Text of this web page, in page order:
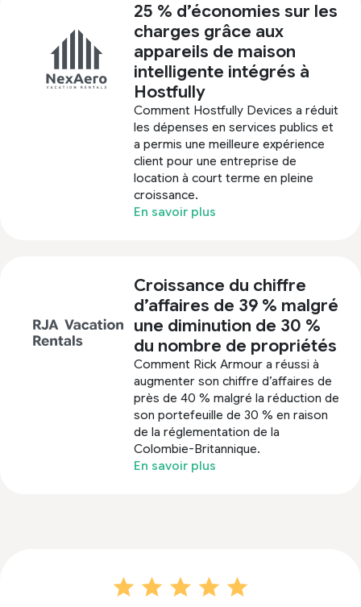
25 % d’économies sur les
charges grâce aux
appareils de maison
intelligente intégrés à
Hostfully
Comment Hostfully Devices a réduit
les dépenses en services publics et
a permis une meilleure expérience
client pour une entreprise de
location à court terme en pleine
croissance.
En savoir plus
Croissance du chiffre
d’affaires de 39 % malgré
une diminution de 30 %
du nombre de propriétés
Comment Rick Armour a réussi à
augmenter son chiffre d’affaires de
près de 40 % malgré la réduction de
son portefeuille de 30 % en raison
de la réglementation de la
Colombie-Britannique.
En savoir plus